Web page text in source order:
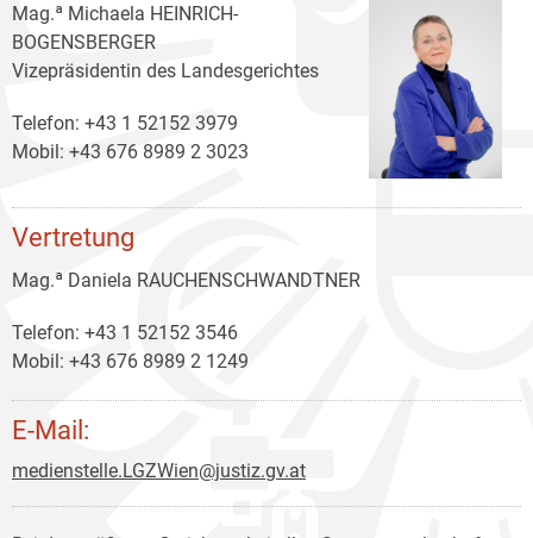
Mag.ª Michaela HEINRICH-
BOGENSBERGER
Vizepräsidentin des Landesgerichtes
Telefon: +43 1 52152 3979
Mobil: +43 676 8989 2 3023
Vertretung
Mag.ª Daniela RAUCHENSCHWANDTNER
Telefon: +43 1 52152 3546
Mobil: +43 676 8989 2 1249
E-Mail:
medienstelle.LGZWien@justiz.gv.at